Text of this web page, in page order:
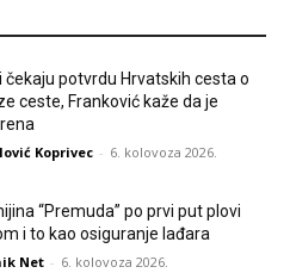
čekaju potvrdu Hrvatskih cesta o
ceste, Franković kaže da je
Koprivec - 6. kolovoza 2026.
“Premuda” po prvi put plovi
i to kao osiguranje lađara
Net - 6. kolovoza 2026.